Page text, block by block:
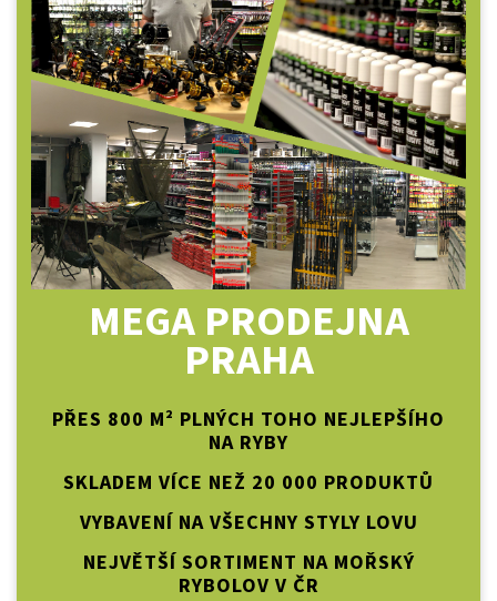
MEGA PRODEJNA
PRAHA
PŘES 800 M² PLNÝCH TOHO NEJLEPŠÍHO
NA RYBY
SKLADEM VÍCE NEŽ 20 000 PRODUKTŮ
VYBAVENÍ NA VŠECHNY STYLY LOVU
NEJVĚTŠÍ SORTIMENT NA MOŘSKÝ
RYBOLOV V ČR